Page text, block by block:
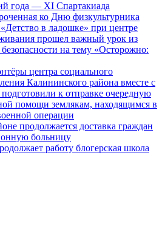
года — XI Спартакиада
ко Дню физкультурника
в ладошке» при центре
прошел важный урок из
на тему «Осторожно:
центра социального
Калининского района вместе с
к отправке очередную
помощи землякам, находящимся в
операции
продолжается доставка граждан
больницу
работу блогерская школа